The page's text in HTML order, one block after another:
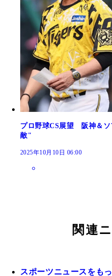
プロ野球CS展望 阪神＆
敵"
2025年10月10日 06:00
関連
スポーツニュースをも